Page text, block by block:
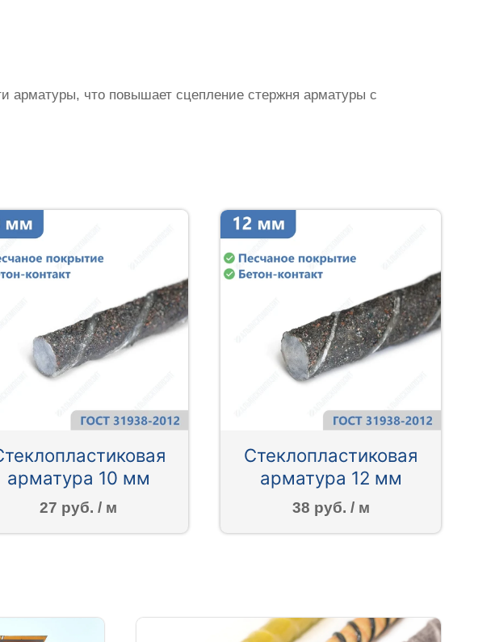
арматуры, что повышает сцепление стержня арматуры с
арматура 10 мм
27 руб. / м
Стеклопластиковая
арматура 12 мм
38 руб. / м